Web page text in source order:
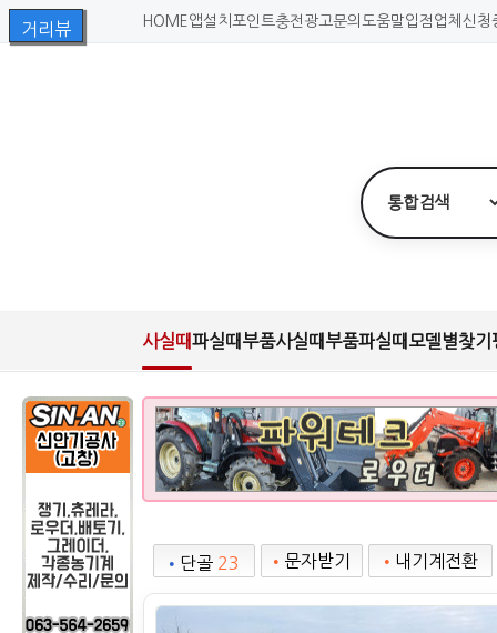
HOME 앱설치 포인트충전 광고문의 도움말입점업체신청
사실때파실때 부품사실때 부품파실때 모델별찾기
• 단골 23 • 문자받기 • 내기계전환